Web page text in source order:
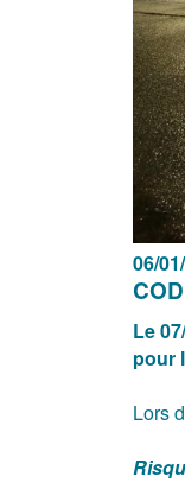
06/
Le
pour
Lors